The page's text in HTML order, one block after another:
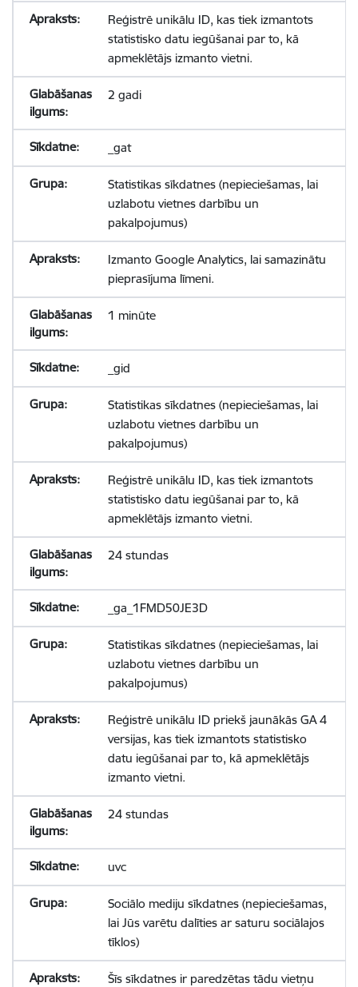
Reģistrē unikālu ID, kas tiek izmantots
statistisko datu iegūšanai par to, kā
apmeklētājs izmanto vietni.
2 gadi
_gat
Statistikas sīkdatnes (nepieciešamas, lai
uzlabotu vietnes darbību un
pakalpojumus)
Izmanto Google Analytics, lai samazinātu
pieprasījuma līmeni.
1 minūte
_gid
Statistikas sīkdatnes (nepieciešamas, lai
uzlabotu vietnes darbību un
pakalpojumus)
Reģistrē unikālu ID, kas tiek izmantots
statistisko datu iegūšanai par to, kā
apmeklētājs izmanto vietni.
24 stundas
_ga_1FMD50JE3D
Statistikas sīkdatnes (nepieciešamas, lai
uzlabotu vietnes darbību un
pakalpojumus)
Reģistrē unikālu ID priekš jaunākās GA 4
versijas, kas tiek izmantots statistisko
datu iegūšanai par to, kā apmeklētājs
izmanto vietni.
24 stundas
uvc
Sociālo mediju sīkdatnes (nepieciešamas,
lai Jūs varētu dalīties ar saturu sociālajos
tīklos)
Šīs sīkdatnes ir paredzētas tādu vietņu